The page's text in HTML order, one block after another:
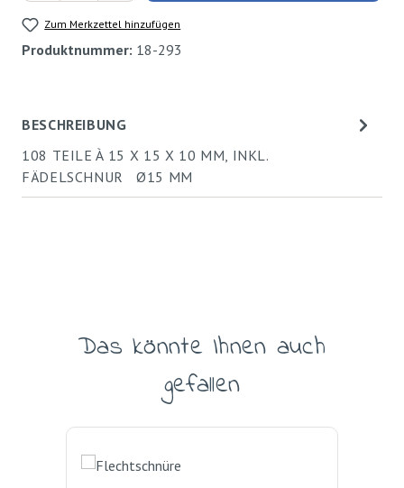
Zum Merkzettel hinzufügen
Produktnummer: 18-293
BESCHREIBUNG
108 TEILE À 15 X 15 X 10 MM, INKL.
FÄDELSCHNUR Ø15 MM
Produktgalerie überspringen
Das könnte Ihnen auch
gefallen